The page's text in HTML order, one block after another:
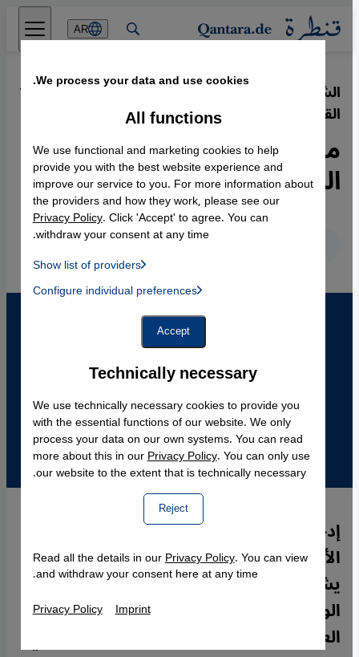
Direkt zum Inhalt springen
AR
الشريعة الإسلامية في منظومات الغرب
القانونية:
·
19.03.2012
مصادقة قانونية للتمييز ضد
المرأة والطفل
English عربي
إدخال قوانين الشريعة الإسلامية على قوانين
الأسرة في المجتمعات الأوروبية والأمريكية
يشكل تهديداً جدياً لحقوق المرأة وللوحدة
الوطنية، بحسب تحليل إلهام مانع، أستاذة
العلوم السياسية السويسرية من أصل يمني.
We process your data and use cookies.
Technically necessary
We use technically necessary cookies to provide you
with the essential functions of our website. We only
process your data on our own systems. You can read
more about this in ourPrivacy Policy. You can only use
our website to the extent that is technically necessary.
Reject
All functions
We use functional and marketing cookies to help
provide you with the best website experience and
improve our service to you. For more information about
the providers and how they work, please see our
Privacy Policy. Click 'Accept' to agree. You can
withdraw your consent at any time.
Show list of providers
Instagram Embed, Twitter Embed, Youtube Embed
Facebook Embed / Facebook Connect
Google Maps Embed
Configure individual preferences
Accept
Read all the details in ourPrivacy Policy. You can view
and withdraw your consent here at any time.
Privacy Policy Imprint